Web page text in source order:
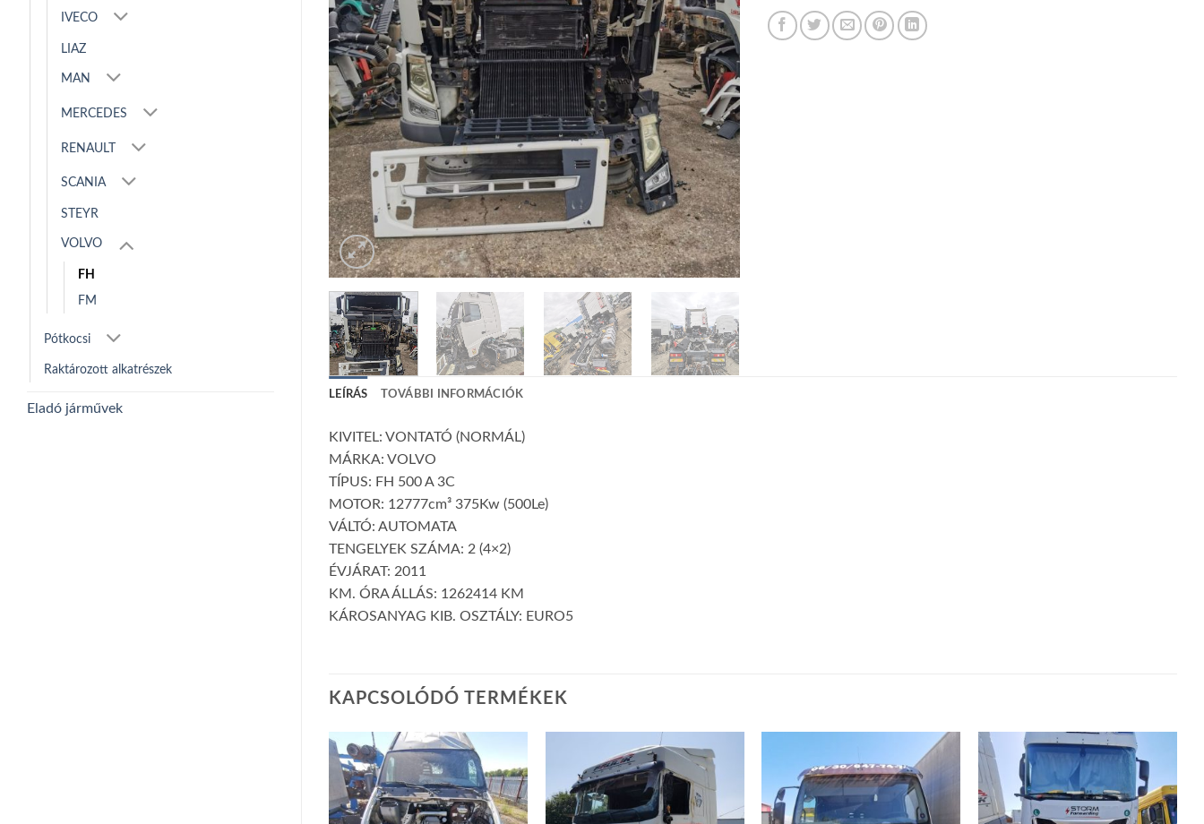
IVECO
LIAZ
MAN
MERCEDES
RENAULT
SCANIA
STEYR
VOLVO
FH
FM
Pótkocsi
Raktározott alkatrészek
Eladó járművek
LEÍRÁS TOVÁBBI INFORMÁCIÓK
KIVITEL: VONTATÓ (NORMÁL)
MÁRKA: VOLVO
TÍPUS: FH 500 A 3C
MOTOR: 12777cm³ 375Kw (500Le)
VÁLTÓ: AUTOMATA
TENGELYEK SZÁMA: 2 (4×2)
ÉVJÁRAT: 2011
KM. ÓRA ÁLLÁS: 1262414 KM
KÁROSANYAG KIB. OSZTÁLY: EURO5
KAPCSOLÓDÓ TERMÉKEK